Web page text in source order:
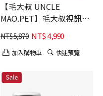
【毛大叔 UNCLE
MAO.PET】毛大叔視訊餵
食器(黑色)+meoof 白月光
恆溫飲水機
NT$5,870 NT$4,990
加入購物車 快速預覽